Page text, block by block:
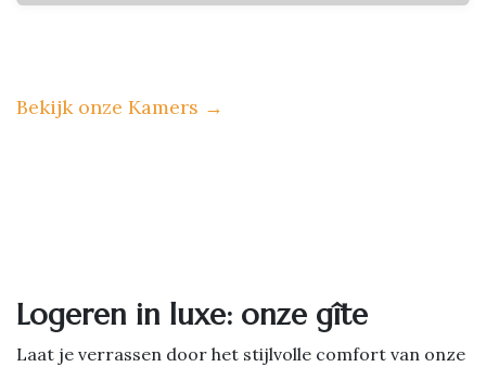
Bekijk onze Kamers →
Logeren in luxe: onze gîte
Laat je verrassen door het stijlvolle comfort van onze